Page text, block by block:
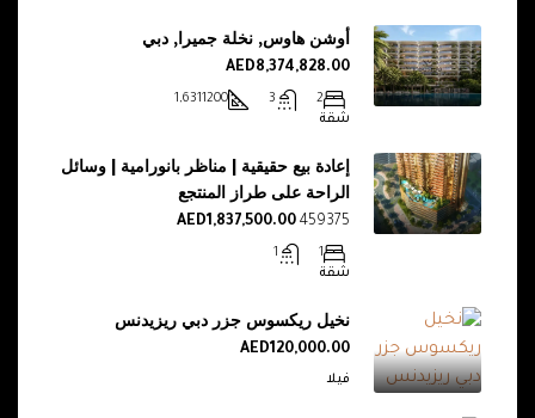
أوشن هاوس, نخلة جميرا, دبي
AED8,374,828.00
2
3
1200
1,631
شقة
إعادة بيع حقيقية | مناظر بانورامية | وسائل
الراحة على طراز المنتجع
459375
AED1,837,500.00
1
1
شقة
نخيل ريكسوس جزر دبي ريزيدنس
AED120,000.00
فيلا